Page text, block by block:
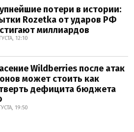
потери в истории:
Rozetka от ударов РФ
миллиардов
12:10
Wildberries после атак
может стоить как
дефицита бюджета
19:50